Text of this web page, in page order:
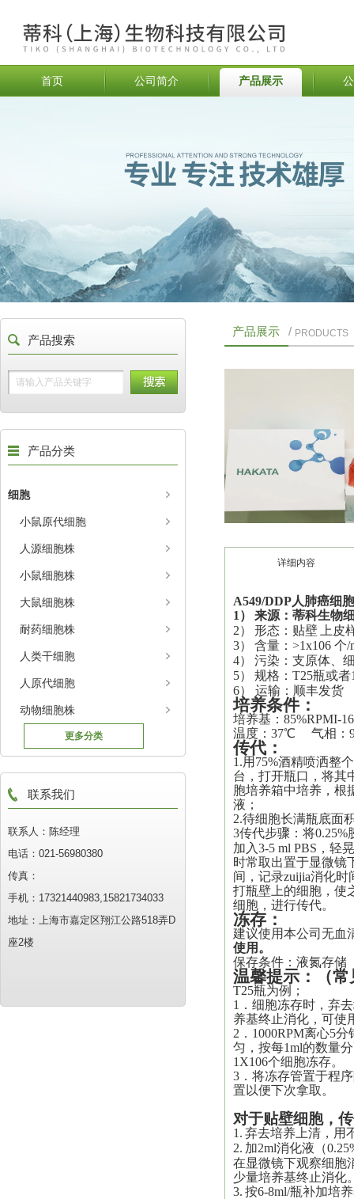
首页 公司简介 产品展示
产品搜索
产品分类
细胞
小鼠原代细胞
人源细胞株
小鼠细胞株
大鼠细胞株
耐药细胞株
人类干细胞
人原代细胞
动物细胞株
更多分类
联系我们
联系人：陈经理
电话：021-56980380
传真：
手机：17321440983,15821734033
地址：上海市嘉定区翔江公路518弄D
座2楼
产品展示 / PRODUCTS
详细内容
A549/DDP人肺癌细
1）
来源：蒂科生物
2）
形态： 贴壁
上皮
3）
含量：>1x106 个/
4）
污染：支原体、
5）
规格：T25瓶或
6） 运输：顺丰发货
培养条件：
培养基： 85%RPMI-
温度：37℃ 气相：
传代 ：
1.用75%酒精喷洒整
台，打开瓶口，将其
胞培养箱中培养，根
液 ；
2.待细胞长满瓶底面
3传代步骤：将0.25%
加入3-5 ml PBS，轻
时常取出置于显微镜
间，记录zuijia消化时
打瓶壁上的细胞，使
细胞，进行传代。
冻存：
建议使用本公司无血
使用。
保存条件：液氮存储
温馨提示 ： （
T25瓶为例；
1．细胞冻存时，弃
养基终止消化，可使
2．1000RPM离心5
匀，按每1ml的数量
1X106个细胞冻存。
3．将冻存管置于程
置以便下次拿取。
对于贴壁细胞，
1. 弃去培养上清，用
2. 加2ml消化液（
在显微镜下观察细胞
少量培养基终止消化
3. 按6-8ml/瓶补加培